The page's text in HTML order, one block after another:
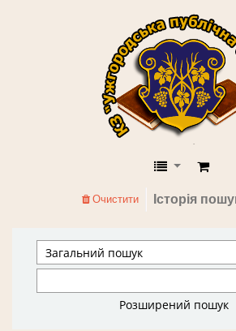
КЗ
Історія
Очистити
Розширений пошук